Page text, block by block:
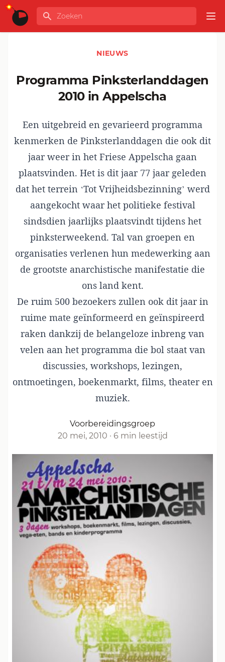
Ga naar de inhoud
GLOBALINFO
Zoeken
NIEUWS
Programma Pinksterlanddagen
2010 in Appelscha
Een uitgebreid en gevarieerd programma
kenmerken de Pinksterlanddagen die ook dit
jaar weer in het Friese Appelscha gaan
plaatsvinden. Het is dit jaar 77 jaar geleden
dat het terrein ‘Tot Vrijheidsbezinning’ werd
aangekocht waar het politieke festival
sindsdien jaarlijks plaatsvindt tijdens het
pinksterweekend. Tal van groepen en
organisaties verlenen hun medewerking aan
de grootste anarchistische manifestatie die
ons land kent.
De ruim 500 bezoekers zullen ook dit jaar in
ruime mate geïnformeerd en geïnspireerd
raken dankzij de belangeloze inbreng van
velen aan het programma die bol staat van
discussies, workshops, lezingen,
ontmoetingen, boekenmarkt, films, theater en
muziek.
Voorbereidingsgroep
20 mei, 2010 · 6 min leestijd